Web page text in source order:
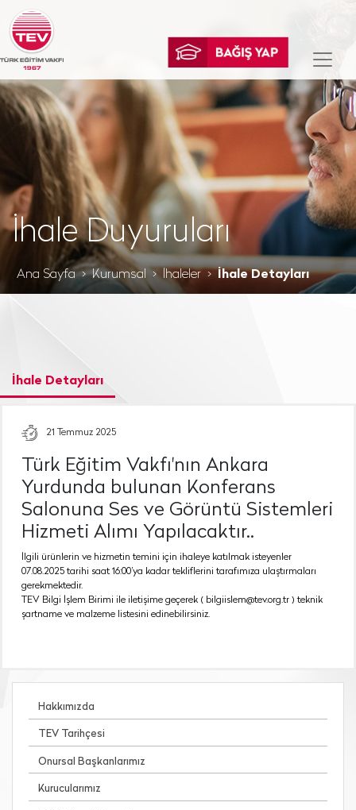
İhale Duyuruları
Ana Sayfa Kurumsal İhaleler İhale Detayları
İhale Detayları
21 Temmuz 2025
Türk Eğitim Vakfı'nın Ankara
Yurdunda bulunan Konferans
Salonuna Ses ve Görüntü Sistemleri
Hizmeti Alımı Yapılacaktır..
İlgili ürünlerin ve hizmetin temini için ihaleye katılmak isteyenler
07.08.2025 tarihi saat 16:00’ya kadar tekliflerini tarafımıza ulaştırmaları
gerekmektedir.
TEV Bilgi İşlem Birimi ile iletişime geçerek ( bilgiislem@tev.org.tr ) teknik
şartname ve malzeme listesini edinebilirsiniz.
Hakkımızda
TEV Tarihçesi
Onursal Başkanlarımız
Kurucularımız